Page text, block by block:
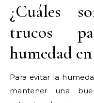
¿Cuáles
trucos
humedad
Para evitar la
mantener una